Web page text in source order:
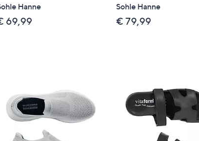
Hanne
69,99
Sohle Hanne
€ 79,99